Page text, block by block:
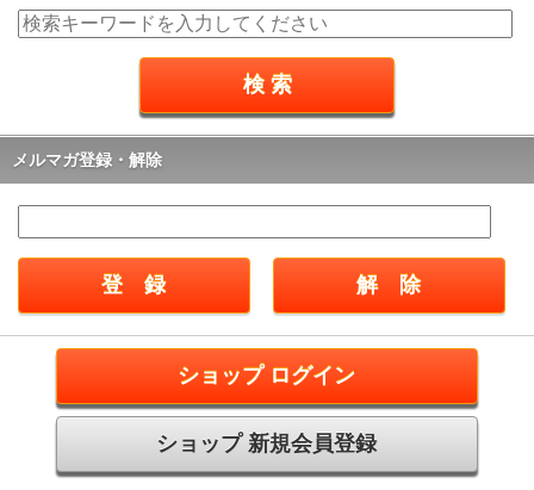
メルマガ登録・解除
ショップ ログイン
ショップ 新規会員登録